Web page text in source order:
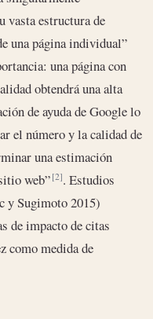
vasta estructura de
una página individual”
una página con
obtendrá una alta
de ayuda de Google lo
el número y la calidad de
una estimación
web”[2]. Estudios
y Sugimoto 2015)
de impacto de citas
como medida de